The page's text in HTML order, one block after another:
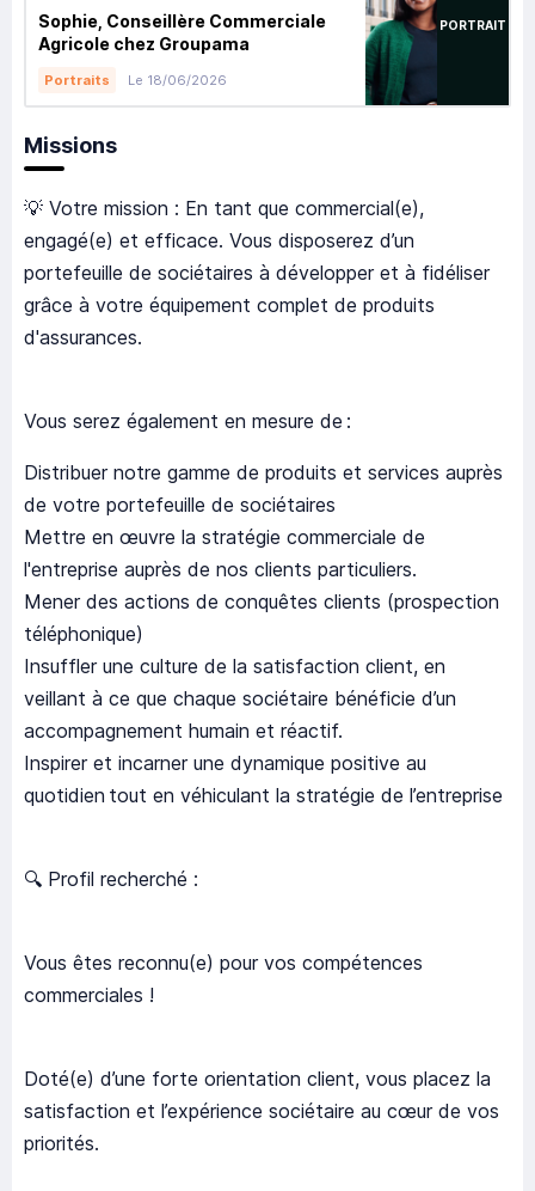
Sophie, Conseillère Commerciale
Agricole chez Groupama
Portraits Le 18/06/2026
PORTRAIT
Missions
💡 Votre mission : En tant que commercial(e),
engagé(e) et efficace. Vous disposerez d’un
portefeuille de sociétaires à développer et à fidéliser
grâce à votre équipement complet de produits
d'assurances.
Vous serez également en mesure de :
Distribuer notre gamme de produits et services auprès
de votre portefeuille de sociétaires
Mettre en œuvre la stratégie commerciale de
l'entreprise auprès de nos clients particuliers.
Mener des actions de conquêtes clients (prospection
téléphonique)
Insuffler une culture de la satisfaction client, en
veillant à ce que chaque sociétaire bénéficie d’un
accompagnement humain et réactif.
Inspirer et incarner une dynamique positive au
quotidien tout en véhiculant la stratégie de l’entreprise
🔍 Profil recherché :
Vous êtes reconnu(e) pour vos compétences
commerciales !
Doté(e) d’une forte orientation client, vous placez la
satisfaction et l’expérience sociétaire au cœur de vos
priorités.